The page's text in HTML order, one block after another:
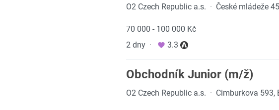
O2 Czech Republic a.s. · České mládeže
70 000 - 100 000 Kč
2 dny · 3.3
Obchodník Junior (m/ž)
O2 Czech Republic a.s. · Cimburkova 593,